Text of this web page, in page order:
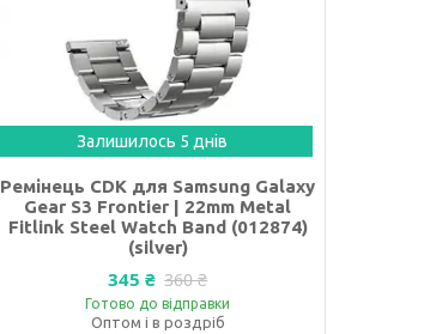
Залишилось 5 днів
Ремінець CDK для Samsung Galaxy
Gear S3 Frontier | 22mm Metal
Fitlink Steel Watch Band (012874)
(silver)
345 ₴ 360 ₴
Готово до відправки
Оптом і в роздріб